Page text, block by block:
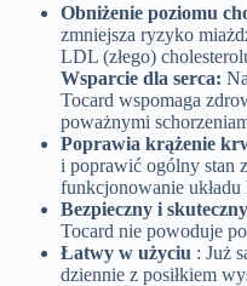
Obniżenie poziomu
zmniejsza ryzyko
LDL (złego)
Wsparcie dla serca:
Tocard wspomaga
poważnymi
Poprawia krążenie
i poprawić ogólny stan
funkcjonowanie układu
Bezpieczny i skuteczny
Tocard nie powoduje
Łatwy w użyciu : Już
dziennie z posiłkiem